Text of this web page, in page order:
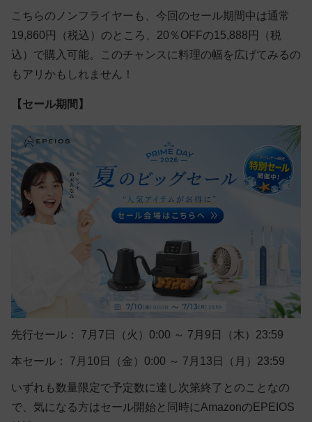
こちらのノンフライヤーも、今回のセール期間中は通常
19,860円（税込）のところ、20％OFFの15,888円（税
込）で購入可能。このチャンスに料理の幅を広げてみるの
もアリかもしれません！
【セール期間】
先行セール： 7月7日（火）0:00 ～ 7月9日（木）23:59
本セール： 7月10日（金）0:00 ～ 7月13日（月）23:59
いずれも数量限定で予定数に達し次第終了とのことなの
で、気になる方はセール開始と同時にAmazonのEPEIOS